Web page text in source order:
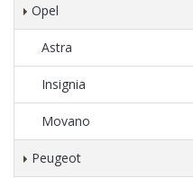
Opel
Astra
Insignia
Movano
Peugeot